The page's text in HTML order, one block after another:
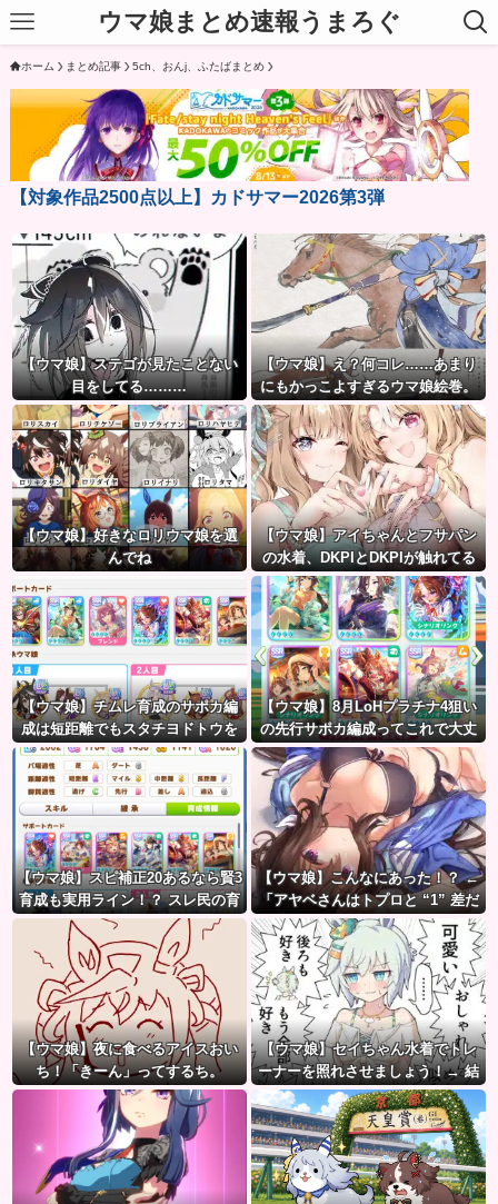
ウマ娘まとめ速報うまろぐ
ホーム まとめ記事 5ch、おんj、ふたばまとめ
【対象作品2500点以上】カドサマー2026第3弾
【ウマ娘】ステゴが見たことない
目をしてる………
【ウマ娘】え？何コレ……あまり
にもかっこよすぎるウマ娘絵巻。
【ウマ娘】好きなロリウマ娘を選
んでね
【ウマ娘】アイちゃんとフサパン
の水着、DKPIとDKPIが触れてる
構図が良き…
【ウマ娘】チムレ育成のサポカ編
成は短距離でもスタチヨドトウを
編成するってマジ！？ 根性サポカ
を編成していた意味…
【ウマ娘】8月LoHプラチナ4狙い
の先行サポカ編成ってこれで大丈
夫？
【ウマ娘】スピ補正20あるなら賢3
育成も実用ライン！？ スレ民の育
成した夏ドーベルが仕上がりつつ
ある件
【ウマ娘】こんなにあった！？ ←
「アヤベさんはトプロと “1” 差だ
ぞ」
【ウマ娘】夜に食べるアイスおい
ち！「きーん」ってするち。
【ウマ娘】セイちゃん水着でトレ
ーナーを照れさせましょう！→ 結
果